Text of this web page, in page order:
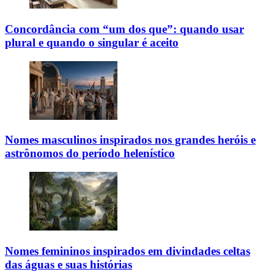
Concordância com “um dos que”: quando usar
plural e quando o singular é aceito
Nomes masculinos inspirados nos grandes heróis e
astrônomos do período helenístico
Nomes femininos inspirados em divindades celtas
das águas e suas histórias